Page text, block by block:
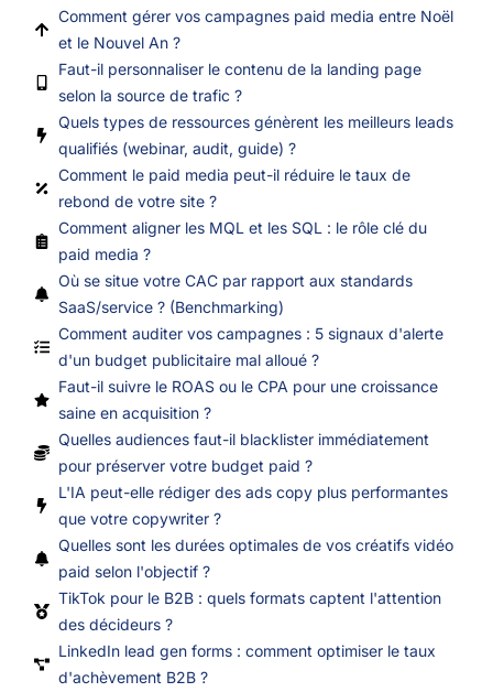
Comment gérer vos campagnes paid media entre Noël
et le Nouvel An ?
Faut-il personnaliser le contenu de la landing page
selon la source de trafic ?
Quels types de ressources génèrent les meilleurs leads
qualifiés (webinar, audit, guide) ?
Comment le paid media peut-il réduire le taux de
rebond de votre site ?
Comment aligner les MQL et les SQL : le rôle clé du
paid media ?
Où se situe votre CAC par rapport aux standards
SaaS/service ? (Benchmarking)
Comment auditer vos campagnes : 5 signaux d'alerte
d'un budget publicitaire mal alloué ?
Faut-il suivre le ROAS ou le CPA pour une croissance
saine en acquisition ?
Quelles audiences faut-il blacklister immédiatement
pour préserver votre budget paid ?
L'IA peut-elle rédiger des ads copy plus performantes
que votre copywriter ?
Quelles sont les durées optimales de vos créatifs vidéo
paid selon l'objectif ?
TikTok pour le B2B : quels formats captent l'attention
des décideurs ?
LinkedIn lead gen forms : comment optimiser le taux
d'achèvement B2B ?